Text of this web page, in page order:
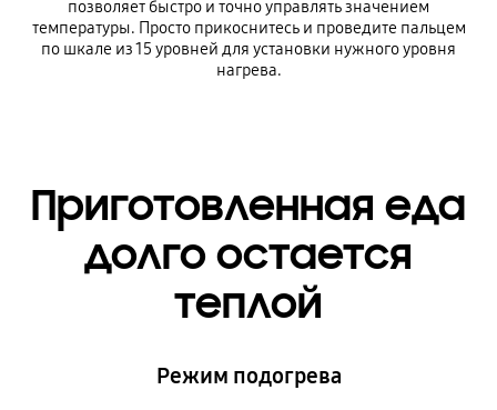
позволяет быстро и точно управлять значением
температуры. Просто прикоснитесь и проведите пальцем
по шкале из 15 уровней для установки нужного уровня
нагрева.
Приготовленная еда
долго остается
теплой
Режим подогрева